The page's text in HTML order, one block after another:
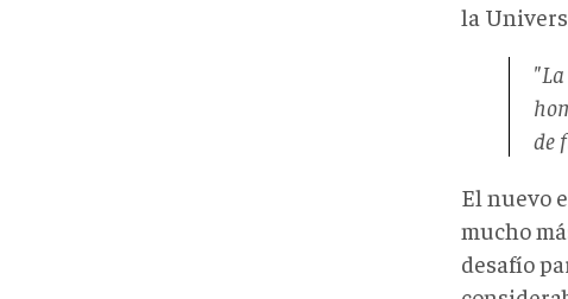
la
de
El nuevo
mucho
desafío